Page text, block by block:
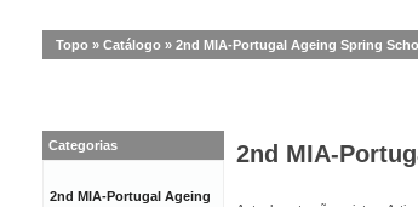
Topo » Catálogo » 2nd MIA-Portugal Ageing Spring
2nd MIA-
Categorias
2nd MIA-Portugal Ageing